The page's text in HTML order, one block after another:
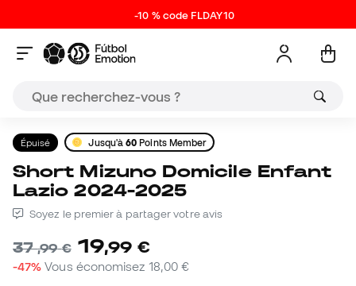
-10 % code FLDAY10
Épuisé Jusqu'à60 Points Member
Short Mizuno Domicile Enfant
Lazio 2024-2025
Soyez le premier à partager votre avis
37,99 € 19,99 €
-47% Vous économisez 18,00 €